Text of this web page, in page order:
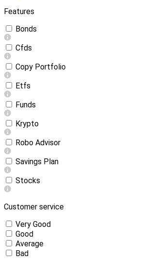
Features
Bonds
Cfds
Copy Portfolio
Etfs
Funds
Krypto
Robo Advisor
Savings Plan
Stocks
Customer service
Very Good
Good
Average
Bad